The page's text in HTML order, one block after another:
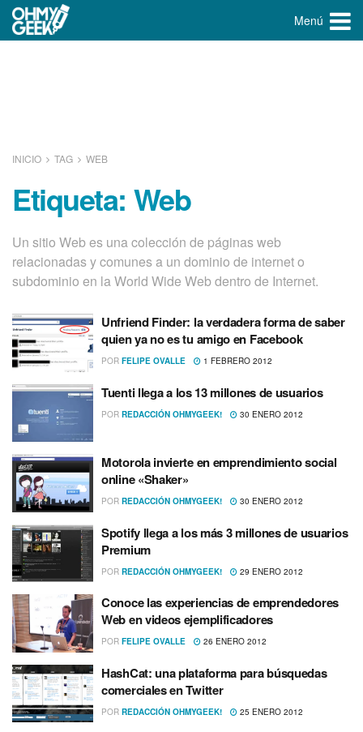
Menú
INICIO TAG WEB
Etiqueta: Web
Un sitio Web es una colección de páginas web
relacionadas y comunes a un dominio de internet o
subdominio en la World Wide Web dentro de Internet.
Unfriend Finder: la verdadera forma de saber
quien ya no es tu amigo en Facebook
POR FELIPE OVALLE 1 FEBRERO 2012
Tuenti llega a los 13 millones de usuarios
POR REDACCIÓN OHMYGEEK! 30 ENERO 2012
Motorola invierte en emprendimiento social
online «Shaker»
POR REDACCIÓN OHMYGEEK! 30 ENERO 2012
Spotify llega a los más 3 millones de usuarios
Premium
POR REDACCIÓN OHMYGEEK! 29 ENERO 2012
Conoce las experiencias de emprendedores
Web en videos ejemplificadores
POR FELIPE OVALLE 26 ENERO 2012
HashCat: una plataforma para búsquedas
comerciales en Twitter
POR REDACCIÓN OHMYGEEK! 25 ENERO 2012